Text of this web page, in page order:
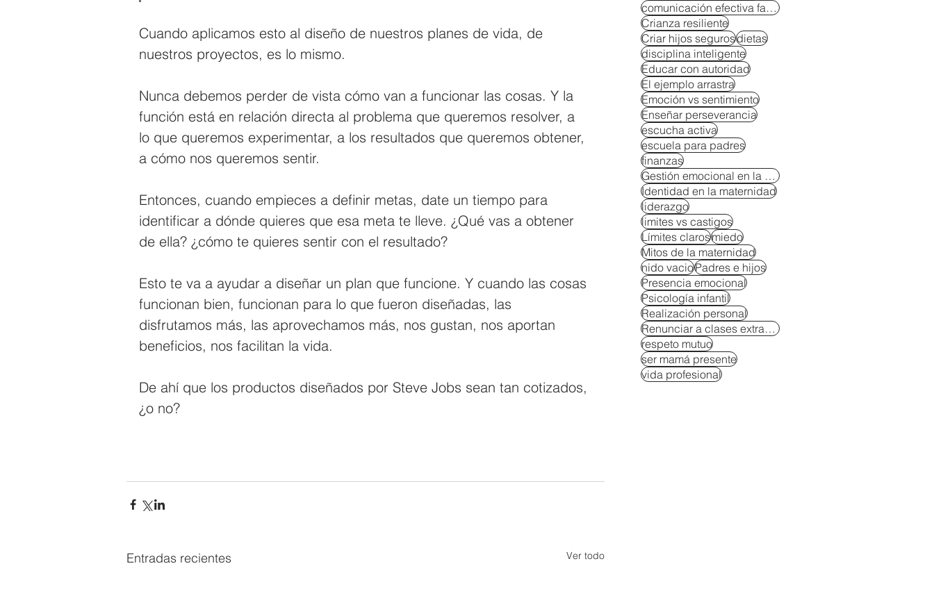
Cuando aplicamos esto al diseño de nuestros planes de vida, de
nuestros proyectos, es lo mismo.
Nunca debemos perder de vista cómo van a funcionar las cosas. Y la
función está en relación directa al problema que queremos resolver, a
lo que queremos experimentar, a los resultados que queremos obtener,
a cómo nos queremos sentir.
Entonces, cuando empieces a definir metas, date un tiempo para
identificar a dónde quieres que esa meta te lleve. ¿Qué vas a obtener
de ella? ¿cómo te quieres sentir con el resultado?
Esto te va a ayudar a diseñar un plan que funcione. Y cuando las cosas
funcionan bien, funcionan para lo que fueron diseñadas, las
disfrutamos más, las aprovechamos más, nos gustan, nos aportan
beneficios, nos facilitan la vida.
De ahí que los productos diseñados por Steve Jobs sean tan cotizados,
¿o no?
Entradas recientes Ver todo
comunicación efectiva familiar
Crianza resiliente
Criar hijos segurosdietas
disciplina inteligente
Educar con autoridad
El ejemplo arrastra
Emoción vs sentimiento
Enseñar perseverancia
escucha activa
escuela para padres
finanzas
Gestión emocional en la crianza
Identidad en la maternidad
liderazgo
limites vs castigos
Límites clarosmiedo
Mitos de la maternidad
nido vacioPadres e hijos
Presencia emocional
Psicología infantil
Realización personal
Renunciar a clases extracurriculares
respeto mutuo
ser mamá presente
vida profesional